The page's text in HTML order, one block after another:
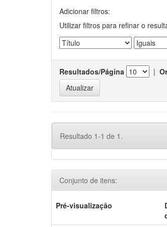
Adicionar filtros:
Utilizar filtros para refinar o
Resultados/Página |
Resultado 1-1 de 1.
Conjunto de itens:
Pré-visualização